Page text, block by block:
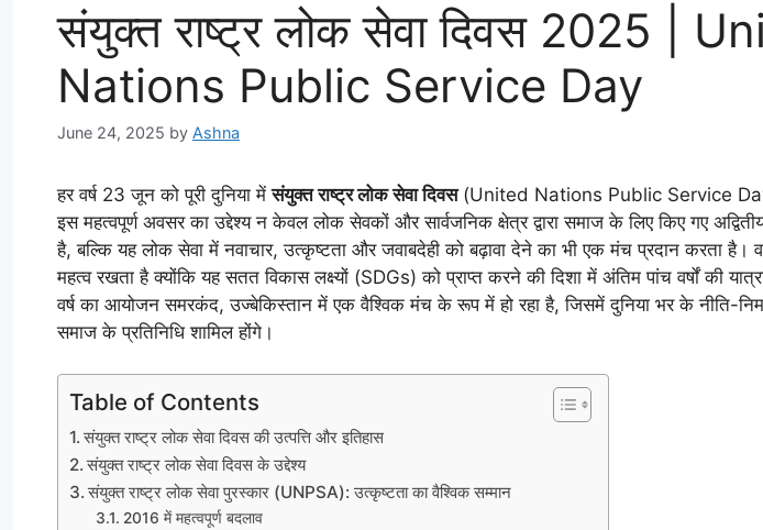
संयुक्त राष्ट्र लोक सेवा दिवस 2025 |
Nations Public Service Day
June 24, 2025 by Ashna
हर वर्ष 23 जून को पूरी दुनिया मेंसंयुक्त राष्ट्र लोक सेवा दिवस(United Nations Public Service
इस महत्वपूर्ण अवसर का उद्देश्य न केवल लोक सेवकों और सार्वजनिक क्षेत्र द्वारा समाज के लिए किए गए
है, बल्कि यह लोक सेवा में नवाचार, उत्कृष्टता और जवाबदेही को बढ़ावा देने का भी एक मंच प्रदान करता है।
महत्व रखता है क्योंकि यह सतत विकास लक्ष्यों (SDGs) को प्राप्त करने की दिशा में अंतिम पांच वर्षों की
वर्ष का आयोजन समरकंद, उज्बेकिस्तान में एक वैश्विक मंच के रूप में हो रहा है, जिसमें दुनिया भर के नीति-
समाज के प्रतिनिधि शामिल होंगे।
Table of Contents
संयुक्त राष्ट्र लोक सेवा दिवस की उत्पत्ति और इतिहास
संयुक्त राष्ट्र लोक सेवा दिवस के उद्देश्य
संयुक्त राष्ट्र लोक सेवा पुरस्कार (UNPSA): उत्कृष्टता का वैश्विक सम्मान
2016 में महत्वपूर्ण बदलाव